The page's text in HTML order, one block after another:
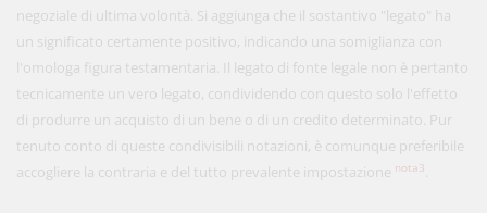
negoziale di ultima volontà. Si aggiunga che il sostantivo "legato" ha
un significato certamente positivo, indicando una somiglianza con
l'omologa figura testamentaria. Il legato di fonte legale non è pertanto
tecnicamente un vero legato, condividendo con questo solo l'effetto
di produrre un acquisto di un bene o di un credito determinato. Pur
tenuto conto di queste condivisibili notazioni, è comunque preferibile
accogliere la contraria e del tutto prevalente impostazione nota3